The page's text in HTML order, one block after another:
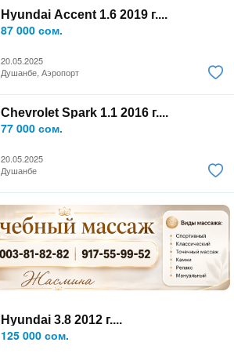
Hyundai Accent 1.6 2019 г....
87 000 сом.
20.05.2025
Душанбе, Аэропорт
Chevrolet Spark 1.1 2016 г....
77 000 сом.
20.05.2025
Душанбе
Hyundai 3.8 2012 г....
125 000 сом.